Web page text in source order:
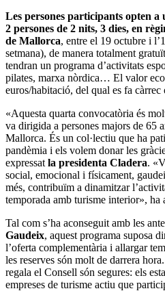
Les persones participants opten a
2 persones de 2 nits, 3 dies, en
de Mallorca, entre el 19 octubre i
setmana), de manera totalment
tendran un programa d’activitats
pilates, marxa nòrdica… El valor
euros/habitació, del qual es fa
«Aquesta quarta convocatòria és
va dirigida a persones majors de 65
Mallorca. És un col·lectiu que ha
pandèmia i els volem donar les
expressat la presidenta Cladera.
social, emocional i físicament,
més, contribuïm a dinamitzar
temporada amb turisme interior», ha
Tal com s’ha aconseguit amb les
Gaudeix, aquest programa suposa
l’oferta complementària i allargar
les reserves són molt de darrera
regala el Consell són segures: els
empreses de turisme actiu que